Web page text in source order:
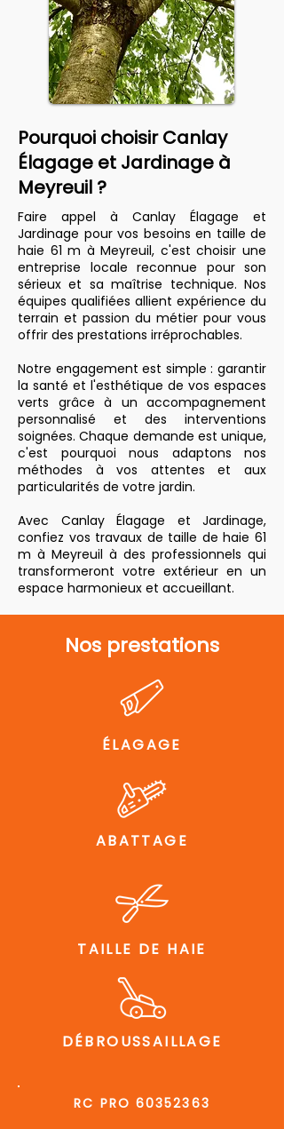
Pourquoi choisir Canlay
Élagage et Jardinage à
Meyreuil ?
Faire appel à Canlay Élagage et
Jardinage pour vos besoins en taille de
haie 61 m à Meyreuil, c'est choisir une
entreprise locale reconnue pour son
sérieux et sa maîtrise technique. Nos
équipes qualifiées allient expérience du
terrain et passion du métier pour vous
offrir des prestations irréprochables.
Notre engagement est simple : garantir
la santé et l'esthétique de vos espaces
verts grâce à un accompagnement
personnalisé et des interventions
soignées. Chaque demande est unique,
c'est pourquoi nous adaptons nos
méthodes à vos attentes et aux
particularités de votre jardin.
Avec Canlay Élagage et Jardinage,
confiez vos travaux de taille de haie 61
m à Meyreuil à des professionnels qui
transformeront votre extérieur en un
espace harmonieux et accueillant.
Nos prestations
ÉLAGAGE
ABATTAGE
TAILLE DE HAIE
DÉBROUSSAILLAGE
RC PRO 60352363